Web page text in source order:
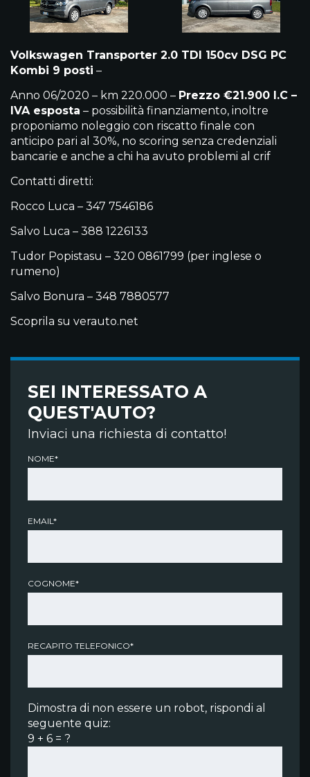
Volkswagen Transporter 2.0 TDI 150cv DSG PC
Kombi 9 posti –
Anno 06/2020 – km 220.000 – Prezzo €21.900 I.C –
IVA esposta – possibilità finanziamento, inoltre
proponiamo noleggio con riscatto finale con
anticipo pari al 30%, no scoring senza credenziali
bancarie e anche a chi ha avuto problemi al crif
Contatti diretti:
Rocco Luca – 347 7546186
Salvo Luca – 388 1226133
Tudor Popistasu – 320 0861799 (per inglese o
rumeno)
Salvo Bonura – 348 7880577
Scoprila su verauto.net
SEI INTERESSATO A
QUEST'AUTO?
Inviaci una richiesta di contatto!
NOME*
EMAIL*
COGNOME*
RECAPITO TELEFONICO*
Dimostra di non essere un robot, rispondi al
seguente quiz:
9 + 6 = ?